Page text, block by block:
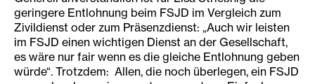
geringere Entlohnung beim FSJD im Vergleich zum
Zivildienst oder zum Präsenzdienst: „Auch wir leisten
im FSJD einen wichtigen Dienst an der Gesellschaft,
es wäre nur fair wenn es die gleiche Entlohnung geben
würde“. Trotzdem: Allen, die noch überlegen, ein FSJD